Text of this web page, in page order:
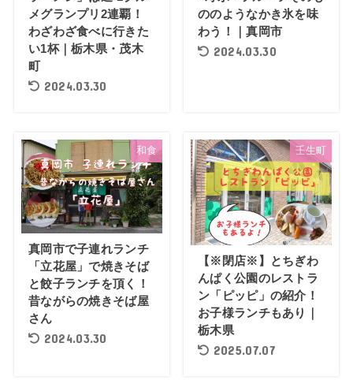
メグランプリ2連覇！
わざわざ食べに行きた
い1杯｜栃木県・茂木
町
2024.03.30
ののようなかき氷を味
わう！｜真岡市
2024.03.30
和食
真岡市で子連れランチ
「立花屋」で焼きそば
と餃子ランチを頂く！
昔ながらの焼きそば屋
さん
2024.03.30
壬生町
【※閉店※】とちぎわ
んぱく公園のレストラ
ン「ピッピ」の紹介！
お子様ランチもあり｜
栃木県
2025.07.07